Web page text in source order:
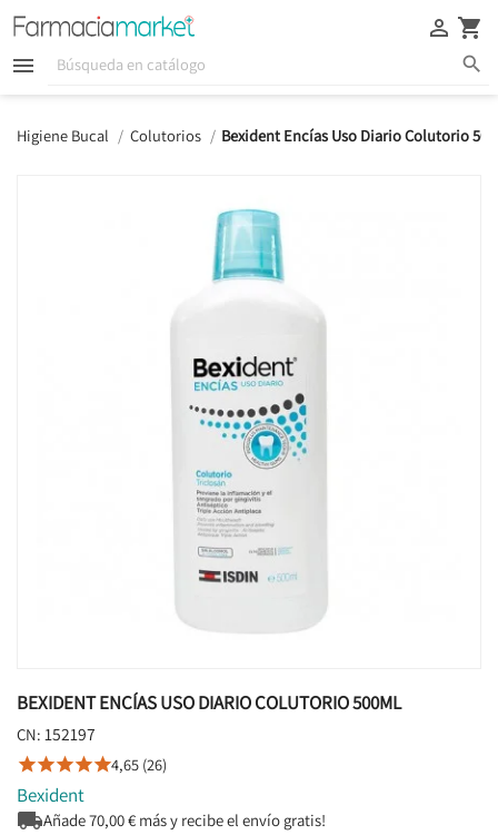
  
 
Higiene Bucal Colutorios Bexident Encías Uso Diario Colutorio
BEXIDENT ENCÍAS USO DIARIO COLUTORIO 500ML
CN: 152197
4,65 (26)
Bexident
Añade70,00€ más y recibe el envío gratis!